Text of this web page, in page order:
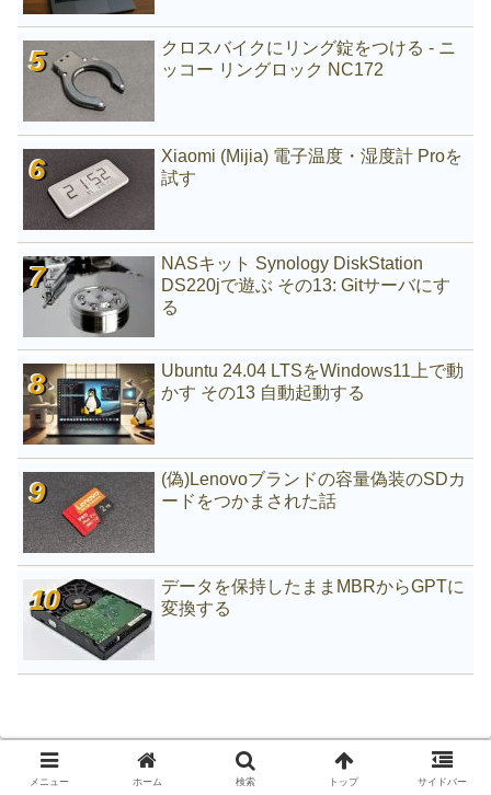
クロスバイクにリング錠をつける - ニ
ッコー リングロック NC172
Xiaomi (Mijia) 電子温度・湿度計 Proを
試す
NASキット Synology DiskStation
DS220jで遊ぶ その13: Gitサーバにす
る
Ubuntu 24.04 LTSをWindows11上で動
かす その13 自動起動する
(偽)Lenovoブランドの容量偽装のSDカ
ードをつかまされた話
データを保持したままMBRからGPTに
変換する
メニュー ホーム 検索 トップ サイドバー